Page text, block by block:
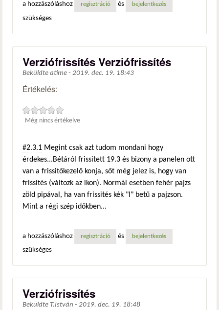
a hozzászóláshoz regisztráció és bejelentkezés
szükséges
Verziófrissítés Verziófrissítés
Beküldte atime - 2019. dec. 19. 18:43
Értékelés:
Még nincs értékelve
#2.3.1 Megint csak azt tudom mondani hogy
érdekes...Bétáról frissitett 19.3 és bizony a panelen ott
van a frissitőkezelő konja, sőt még jelez is, hogy van
frissités (változk az ikon). Normál esetben fehér pajzs
zöld pipával, ha van frissités kék "I" betű a pajzson.
Mint a régi szép időkben...
a hozzászóláshoz regisztráció és bejelentkezés
szükséges
Verziófrissítés
Beküldte T.István - 2019. dec. 19. 18:48